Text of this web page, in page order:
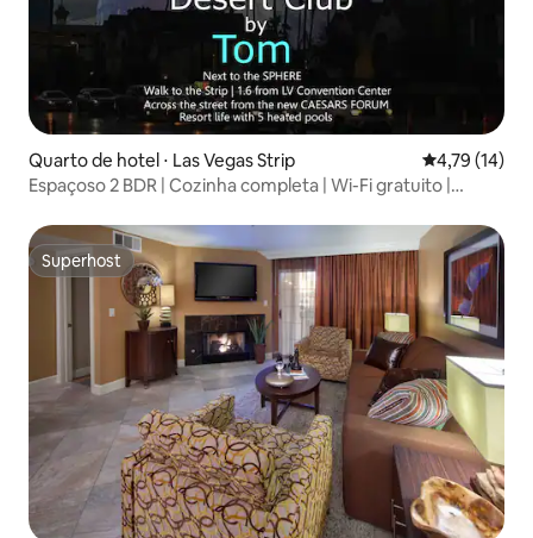
Quarto de hotel ⋅ Las Vegas Strip 4,79 de uma
4,79 (14)
Espaçoso 2 BDR | Cozinha completa | Wi-Fi gratuito |
Superhost
Superhost